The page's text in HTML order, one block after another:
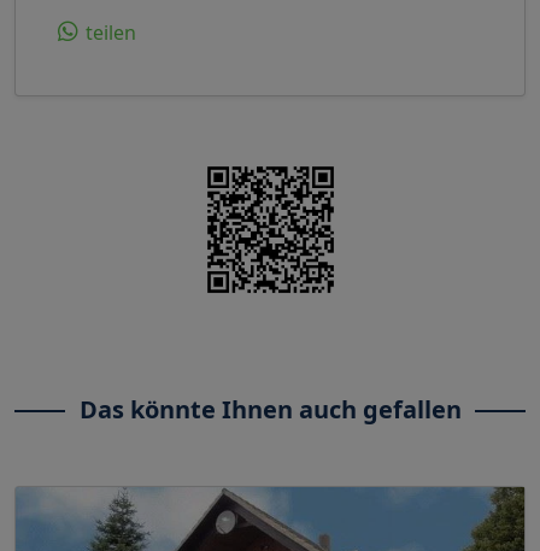
teilen
Das könnte Ihnen auch gefallen